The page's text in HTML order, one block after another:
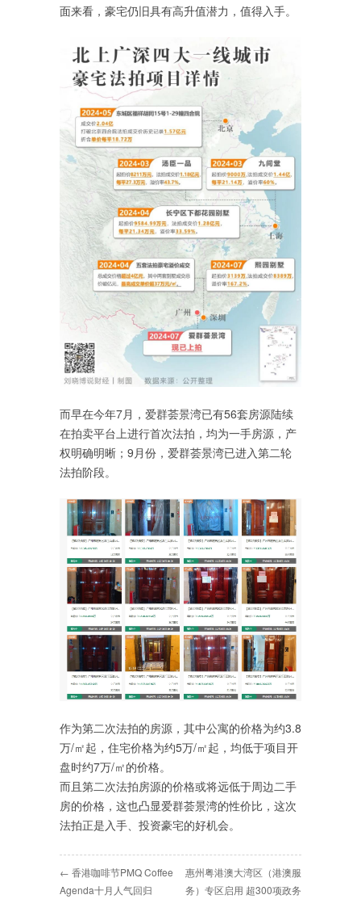
面来看，豪宅仍旧具有高升值潜力，值得入手。
而早在今年7月，爱群荟景湾已有56套房源陆续
在拍卖平台上进行首次法拍，均为一手房源，产
权明确明晰；9月份，爱群荟景湾已进入第二轮
法拍阶段。
作为第二次法拍的房源，其中公寓的价格为约3.8
万/㎡起，住宅价格为约5万/㎡起，均低于项目开
盘时约7万/㎡的价格。
而且第二次法拍房源的价格或将远低于周边二手
房的价格，这也凸显爱群荟景湾的性价比，这次
法拍正是入手、投资豪宅的好机会。
← 香港咖啡节PMQ Coffee
Agenda十月人气回归
惠州粤港澳大湾区（港澳服
务）专区启用 超300项政务